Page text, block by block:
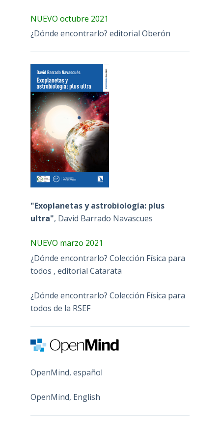
NUEVO octubre 2021
¿Dónde encontrarlo? editorial Oberón
"Exoplanetas y astrobiología: plus
ultra", David Barrado Navascues
NUEVO marzo 2021
¿Dónde encontrarlo? Colección Física para
todos , editorial Catarata
¿Dónde encontrarlo? Colección Física para
todos de la RSEF
OpenMind, español
OpenMind, English